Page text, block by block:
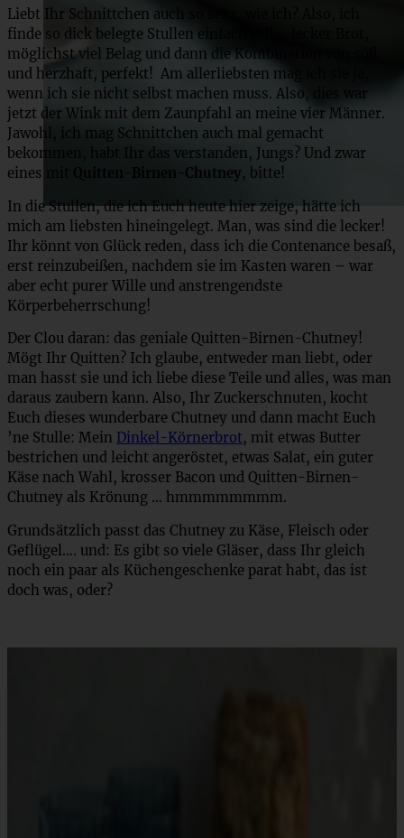
Liebt Ihr Schnittchen auch so sehr, wie ich? Also, ich
finde so dick belegte Stullen einfach toll…. lecker Brot,
möglichst viel Belag und dann die Kombination von süß
und herzhaft, perfekt! Am allerliebsten mag ich sie ja,
wenn ich sie nicht selbst machen muss. Also, dies war
jetzt der Wink mit dem Zaunpfahl an meine vier Männer.
Jawohl, ich mag Schnittchen auch mal gemacht
bekommen, habt Ihr das verstanden, Jungs? Und zwar
eines mit
Quitten-Birnen-Chutney, bitte!
In die Stullen, die ich Euch heute hier zeige, hätte ich
mich am liebsten hineingelegt. Man, was sind die lecker!
Ihr könnt von Glück reden, dass ich die Contenance besaß,
erst reinzubeißen, nachdem sie im Kasten waren – war
aber echt purer Wille und anstrengendste
Körperbeherrschung!
Der Clou daran: das geniale Quitten-Birnen-Chutney!
Mögt Ihr Quitten? Ich glaube, entweder man liebt, oder
man hasst sie und ich liebe diese Teile und alles, was man
daraus zaubern kann. Also, Ihr Zuckerschnuten, kocht
Euch dieses wunderbare Chutney und dann macht Euch
’ne Stulle: Mein Dinkel-Körnerbrot, mit etwas Butter
bestrichen und leicht angeröstet, etwas Salat, ein guter
Käse nach Wahl, krosser Bacon und Quitten-Birnen-
Chutney als Krönung … hmmmmmmmm.
Grundsätzlich passt das Chutney zu Käse, Fleisch oder
Geflügel…. und: Es gibt so viele Gläser, dass Ihr gleich
noch ein paar als Küchengeschenke parat habt, das ist
doch was, oder?